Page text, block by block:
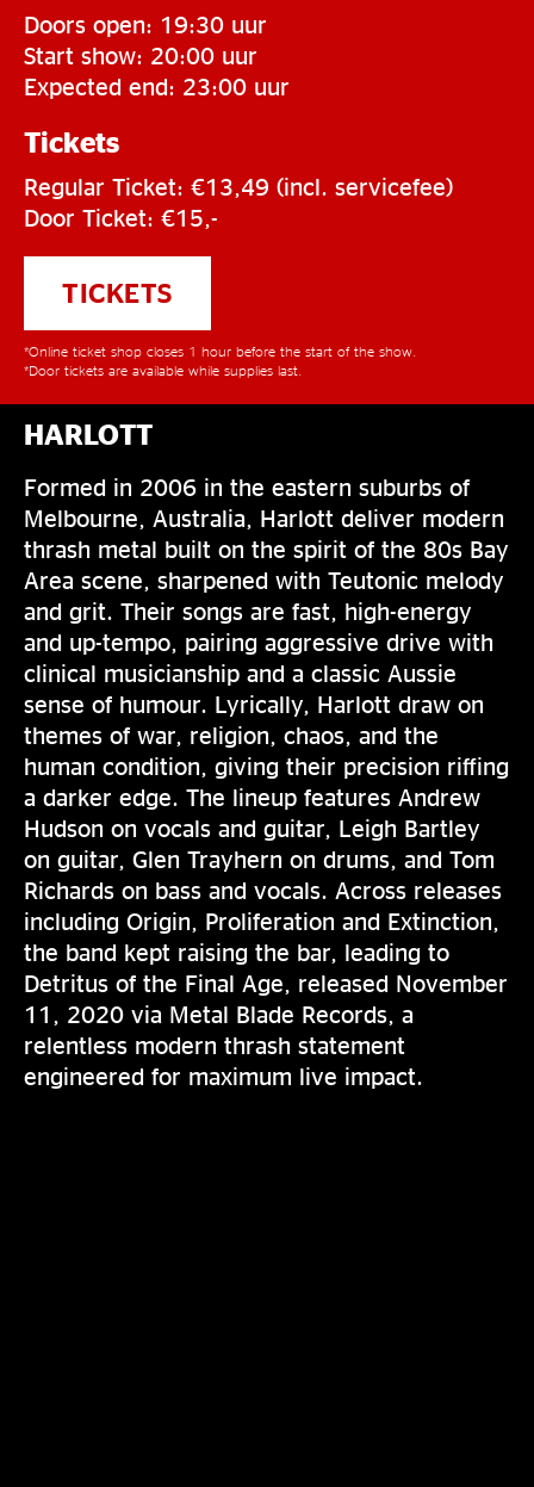
Doors open: 19:30 uur
Start show: 20:00 uur
Expected end: 23:00 uur
Tickets
Regular Ticket: €13,49 (incl. servicefee)
Door Ticket: €15,-
TICKETS
*Online ticket shop closes 1 hour before the start of the show.
*Door tickets are available while supplies last.
HARLOTT
Formed in 2006 in the eastern suburbs of
Melbourne, Australia, Harlott deliver modern
thrash metal built on the spirit of the 80s Bay
Area scene, sharpened with Teutonic melody
and grit. Their songs are fast, high-energy
and up-tempo, pairing aggressive drive with
clinical musicianship and a classic Aussie
sense of humour. Lyrically, Harlott draw on
themes of war, religion, chaos, and the
human condition, giving their precision riffing
a darker edge. The lineup features Andrew
Hudson on vocals and guitar, Leigh Bartley
on guitar, Glen Trayhern on drums, and Tom
Richards on bass and vocals. Across releases
including Origin, Proliferation and Extinction,
the band kept raising the bar, leading to
Detritus of the Final Age, released November
11, 2020 via Metal Blade Records, a
relentless modern thrash statement
engineered for maximum live impact.